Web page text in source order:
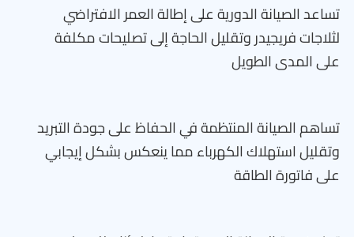
تساعد الصيانة الدورية على إطالة العمر الافتراضي
لثلاجات فريجيدر وتقليل الحاجة إلى تصليحات مكلفة
على المدى الطويل
تساهم الصيانة المنتظمة في الحفاظ على جودة التبريد
وتقليل استهلاك الكهرباء مما ينعكس بشكل إيجابي
على فاتورة الطاقة